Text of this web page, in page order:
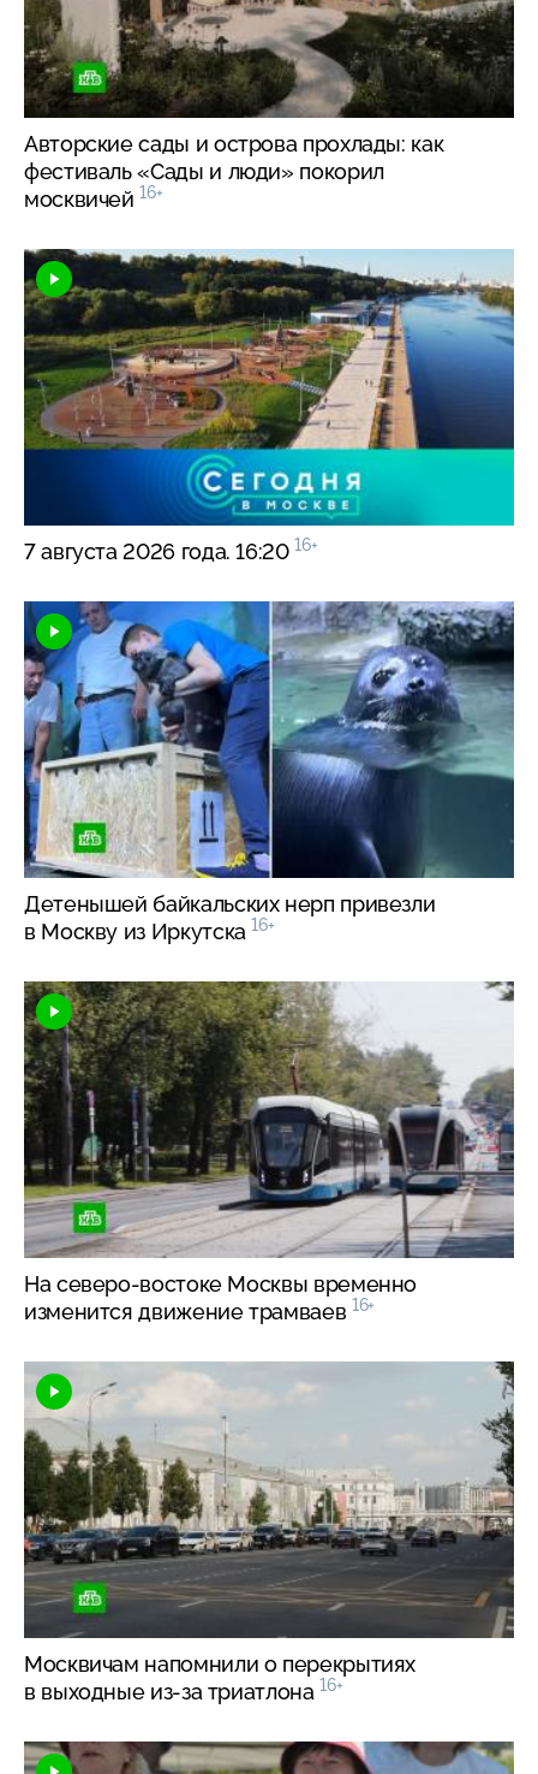
Авторские сады и острова прохлады: как
фестиваль «Сады и люди» покорил
москвичей 16+
7 августа 2026 года. 16:20 16+
Детенышей байкальских нерп привезли
в Москву из Иркутска 16+
На северо-востокеМосквы временно
изменится движение трамваев 16+
Москвичам напомнили о перекрытиях
в выходные из-за триатлона 16+